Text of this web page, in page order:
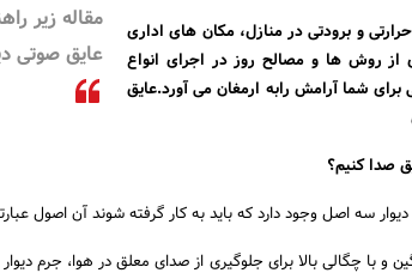
مقاله زیر
عایق صوتی
و برودتی در منازل، مکان های اداری
از روش ها و مصالح روز در اجرای انواع
شما آرامش رابه ارمغان می آورد.عایق
صدا کنیم؟
سه اصل وجود دارد که باید به کار گرفته شوند آن اصول
و با چگالی بالا برای جلوگیری از صدای معلق در هوا، جرم